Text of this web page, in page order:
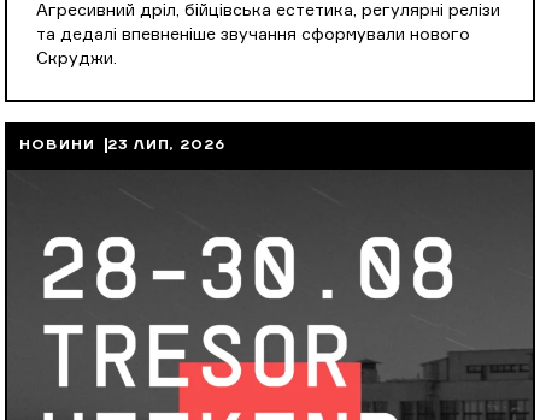
Агресивний дріл, бійцівська естетика, регулярні релізи
та дедалі впевненіше звучання сформували нового
Скруджи.
НОВИНИ 23 ЛИП, 2026